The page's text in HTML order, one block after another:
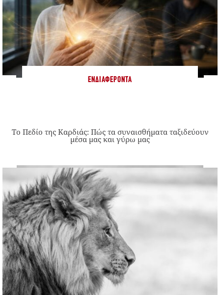
ΕΝΔΙΑΦΈΡΟΝΤΑ
Το Πεδίο της Καρδιάς: Πώς τα συναισθήματα ταξιδεύουν
μέσα μας και γύρω μας